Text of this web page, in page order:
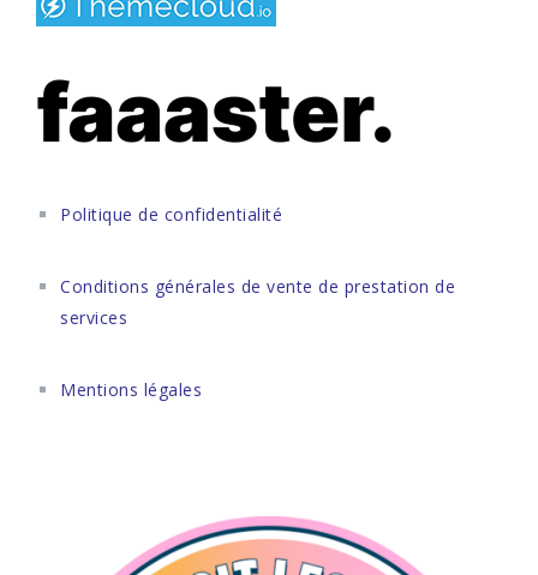
Politique de confidentialité
Conditions générales de vente de prestation de
services
Mentions légales